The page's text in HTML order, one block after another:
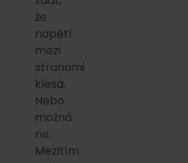
že
napětí
mezi
stranami
klesá.
Nebo
možná
ne.
Mezitím